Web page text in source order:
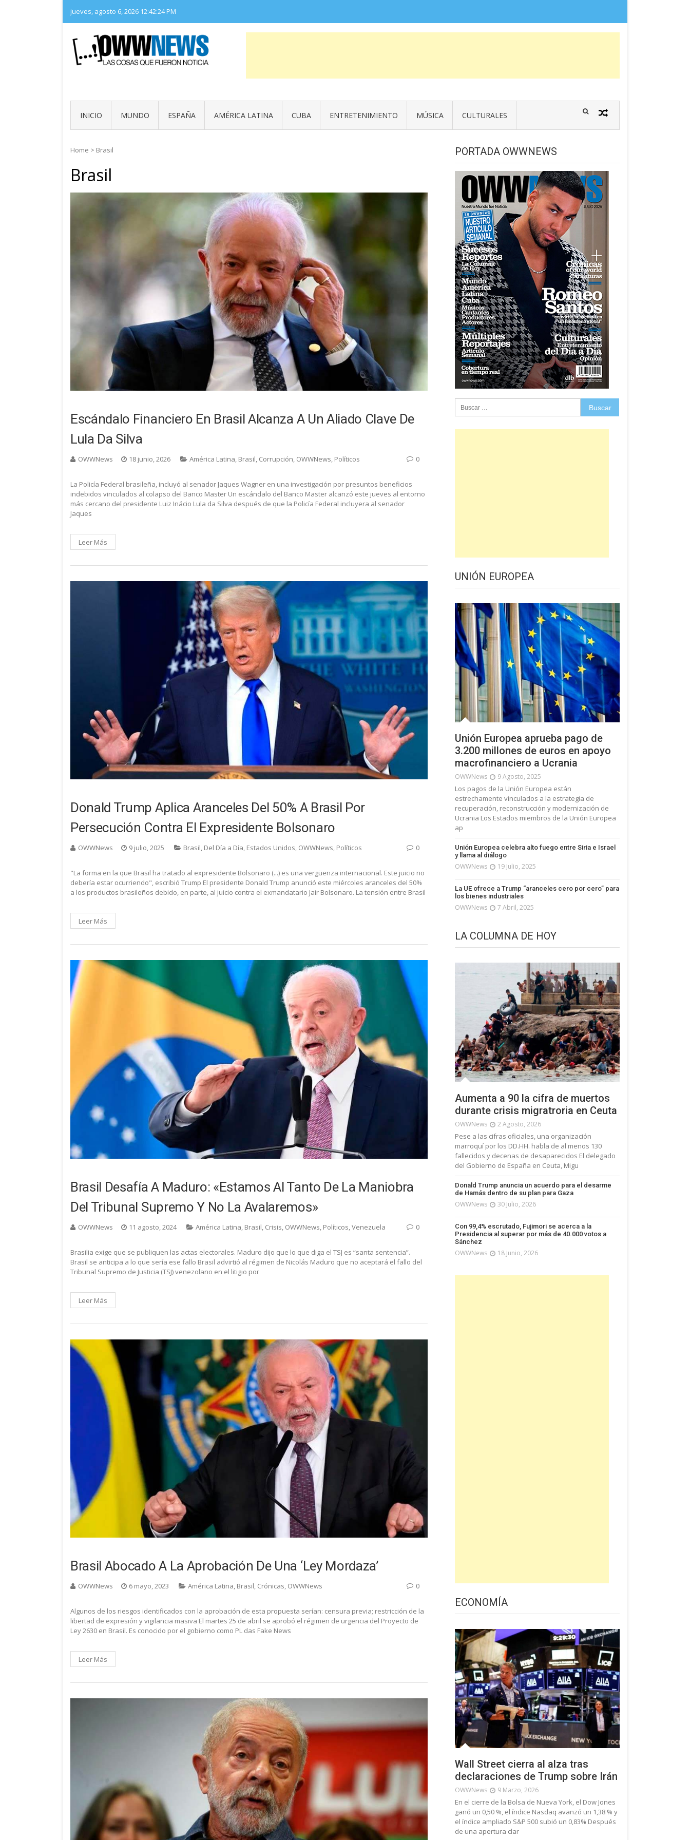
content
jueves, agosto 6, 2026 12:42:26 PM
INICIO MUNDO ESPAÑA AMÉRICA LATINA CUBA ENTRETENIMIENTO MÚSICA CULTURALES
Home > Brasil
Brasil
Escándalo Financiero En Brasil Alcanza A Un Aliado Clave De
Lula Da Silva
OWWNews 18 junio, 2026 América Latina, Brasil, Corrupción, OWWNews, Políticos 0
La Policía Federal brasileña, incluyó al senador Jaques Wagner en una investigación por presuntos beneficios
indebidos vinculados al colapso del Banco Master Un escándalo del Banco Master alcanzó este jueves al entorno
más cercano del presidente Luiz Inácio Lula da Silva después de que la Policía Federal incluyera al senador
Jaques
Leer Más
Donald Trump Aplica Aranceles Del 50% A Brasil Por
Persecución Contra El Expresidente Bolsonaro
OWWNews 9 julio, 2025 Brasil, Del Día a Día, Estados Unidos, OWWNews, Políticos 0
"La forma en la que Brasil ha tratado al expresidente Bolsonaro (...) es una vergüenza internacional. Este juicio no
debería estar ocurriendo", escribió Trump El presidente Donald Trump anunció este miércoles aranceles del 50%
a los productos brasileños debido, en parte, al juicio contra el exmandatario Jair Bolsonaro. La tensión entre Brasil
Leer Más
Brasil Desafía A Maduro: «estamos Al Tanto De La Maniobra
Del Tribunal Supremo Y No La Avalaremos»
OWWNews 11 agosto, 2024 América Latina, Brasil, Crisis, OWWNews, Políticos,Venezuela 0
Brasilia exige que se publiquen las actas electorales. Maduro dijo que lo que diga el TSJ es “santa sentencia”.
Brasil se anticipa a lo que sería ese fallo Brasil advirtió al régimen de Nicolás Maduro que no aceptará el fallo del
Tribunal Supremo de Justicia (TSJ) venezolano en el litigio por
Leer Más
Brasil Abocado A La Aprobación De Una ‘ley Mordaza’
OWWNews 6 mayo, 2023 América Latina, Brasil, Crónicas, OWWNews 0
Algunos de los riesgos identificados con la aprobación de esta propuesta serían: censura previa; restricción de la
libertad de expresión y vigilancia masiva El martes 25 de abril se aprobó el régimen de urgencia del Proyecto de
Ley 2630 en Brasil. Es conocido por el gobierno como PL das Fake News
Leer Más
PORTADA OWWNEWS
UNIÓN EUROPEA
Unión Europea aprueba pago de
3.200 millones de euros en apoyo
macrofinanciero a Ucrania
OWWNews 9 Agosto, 2025
Los pagos de la Unión Europea están
estrechamente vinculados a la estrategia de
recuperación, reconstrucción y modernización de
Ucrania Los Estados miembros de la Unión Europea
ap
Unión Europea celebra alto fuego entre Siria e Israel
y llama al diálogo
OWWNews 19 Julio, 2025
La UE ofrece a Trump “aranceles cero por cero” para
los bienes industriales
OWWNews 7 Abril, 2025
LA COLUMNA DE HOY
Aumenta a 90 la cifra de muertos
durante crisis migratroria en Ceuta
OWWNews 2 Agosto, 2026
Pese a las cifras oficiales, una organización
marroquí por los DD.HH. habla de al menos 130
fallecidos y decenas de desaparecidos El delegado
del Gobierno de España en Ceuta, Migu
Donald Trump anuncia un acuerdo para el desarme
de Hamás dentro de su plan para Gaza
OWWNews 30 Julio, 2026
Con 99,4% escrutado, Fujimori se acerca a la
Presidencia al superar por más de 40.000 votos a
Sánchez
OWWNews 18 Junio, 2026
ECONOMÍA
Wall Street cierra al alza tras
declaraciones de Trump sobre Irán
OWWNews 9 Marzo, 2026
En el cierre de la Bolsa de Nueva York, el Dow Jones
ganó un 0,50 %, el índice Nasdaq avanzó un 1,38 % y
el índice ampliado S&P 500 subió un 0,83% Después
de una apertura clar